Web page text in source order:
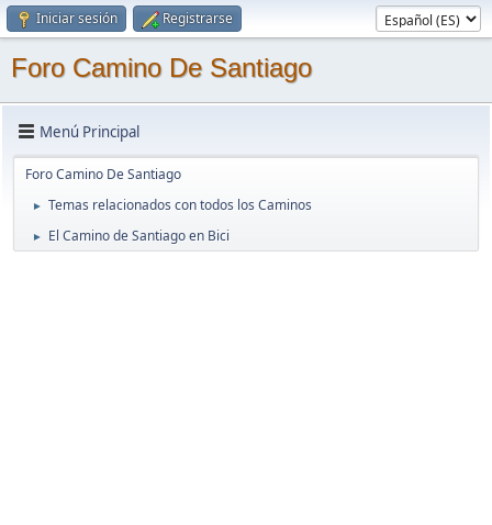
Iniciar sesión Registrarse
Foro Camino De Santiago
Menú Principal
Foro Camino De Santiago
► Temas relacionados con todos los Caminos
► El Camino de Santiago en Bici